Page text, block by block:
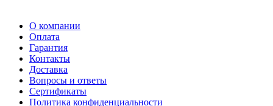
О компании
Оплата
Гарантия
Контакты
Доставка
Вопросы и ответы
Сертификаты
Политика конфиденциальности